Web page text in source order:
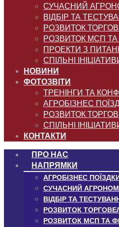
СУЧАСНИЙ
ВІДБІР ТА
РОЗВИТОК
РОЗВИТОК МСП
ПРОЕКТИ З
СПІЛЬНІ
НОВИНИ
ФОТОЗВІТИ
ТРЕНІНГИ ТА
АГРОБІЗНЕС
РОЗВИТОК
СПІЛЬНІ
КОНТАКТИ
ПРО НАС
НАПРЯМКИ
АГРОБІЗНЕС
СУЧАСНИЙ АГРОНОМ
ВІДБІР ТА
РОЗВИТОК
РОЗВИТОК МСП ТА